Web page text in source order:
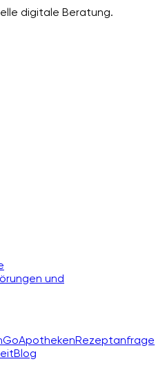
digitale Beratung.
und
ApothekenRezeptanfrage
Blog